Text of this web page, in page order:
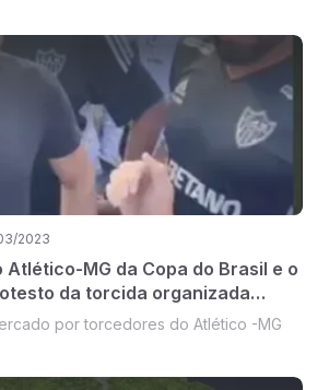
2023
Atlético-MG da Copa do Brasil e o
da torcida organizada
por torcedores do Atlético -MG